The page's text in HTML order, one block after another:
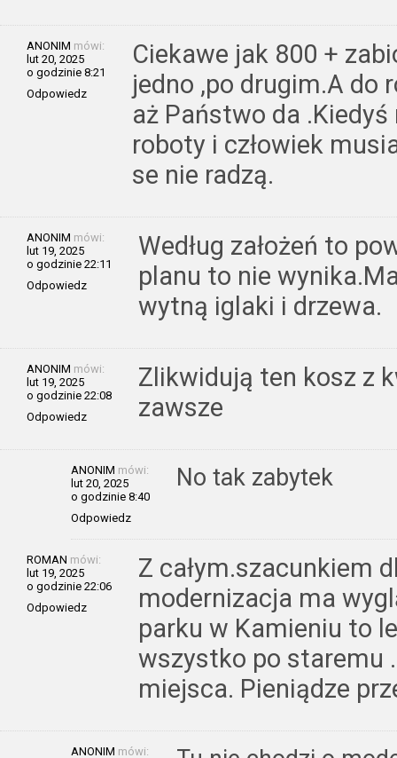
ANONIM mówi:
lut 20, 2025
o godzinie 8:21
Odpowiedz
Ciekawe jak 800 +
jedno ,po drugim.A do
aż Państwo da .Kiedyś
roboty i człowiek
se nie radzą.
ANONIM mówi:
lut 19, 2025
o godzinie 22:11
Odpowiedz
Według założeń to
planu to nie
wytną iglaki i drzewa.
ANONIM mówi:
lut 19, 2025
o godzinie 22:08
Odpowiedz
Zlikwidują ten kosz z
zawsze
ANONIM mówi:
lut 20, 2025
o godzinie 8:40
Odpowiedz
No tak zabytek
ROMAN mówi:
lut 19, 2025
o godzinie 22:06
Odpowiedz
Z całym.szacunkiem
modernizacja ma
parku w Kamieniu to
wszystko po staremu
miejsca. Pieniądze
ANONIM mówi: